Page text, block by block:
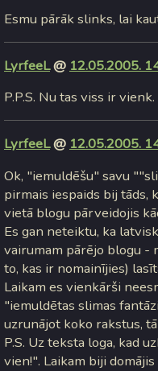
Esmu pārāk slinks, lai
LyrfeeL@ 12.05.2005.
P.P.S. Nu tas viss ir
LyrfeeL@ 12.05.2005.
Ok, "iemuldēšu" savu
pirmais iespaids bij tāds,
vietā blogu pārveidojis
Es gan neteiktu, ka
vairumam pārējo blogu -
to, kas ir nomainījies)
Laikam es vienkārši
"iemuldētas slimas
uzrunājot koko rakstus,
P.S. Uz teksta loga, kad
vien!". Laikam biji